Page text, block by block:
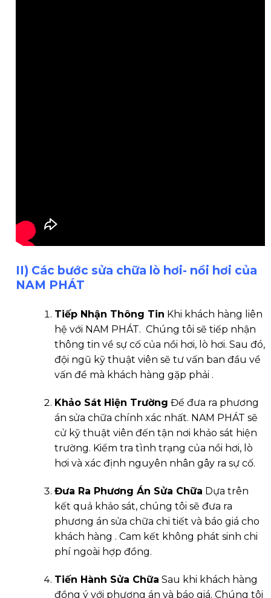
II) Các bước sửa chữa lò hơi- nồi hơi của
NAM PHÁT
Tiếp Nhận Thông Tin Khi khách hàng liên
hệ với NAM PHÁT. Chúng tôi sẽ tiếp nhận
thông tin về sự cố của nồi hơi, lò hơi. Sau đó,
đội ngũ kỹ thuật viên sẽ tư vấn ban đầu về
vấn đề mà khách hàng gặp phải .
Khảo Sát Hiện Trường Để đưa ra phương
án sửa chữa chính xác nhất. NAM PHÁT sẽ
cử kỹ thuật viên đến tận nơi khảo sát hiện
trường. Kiểm tra tình trạng của nồi hơi, lò
hơi và xác định nguyên nhân gây ra sự cố.
Đưa Ra Phương Án Sửa Chữa Dựa trên
kết quả khảo sát, chúng tôi sẽ đưa ra
phương án sửa chữa chi tiết và báo giá cho
khách hàng . Cam kết không phát sinh chi
phí ngoài hợp đồng.
Tiến Hành Sửa Chữa Sau khi khách hàng
đồng ý với phương án và báo giá. Chúng tôi